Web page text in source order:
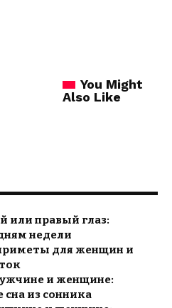
You Might
Also Like
или правый глаз:
недели
для женщин и
и женщине:
сна из сонника